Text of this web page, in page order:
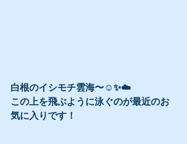
白根のイシモチ雲海〜☺️✨☁️
この上を飛ぶように泳ぐのが最近のお
気に入りです！